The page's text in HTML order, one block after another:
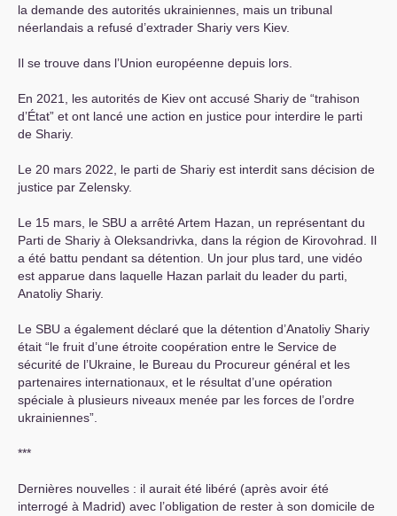
la demande des autorités ukrainiennes, mais un tribunal
néerlandais a refusé d’extrader Shariy vers Kiev.
Il se trouve dans l’Union européenne depuis lors.
En 2021, les autorités de Kiev ont accusé Shariy de “trahison
d’État” et ont lancé une action en justice pour interdire le parti
de Shariy.
Le 20 mars 2022, le parti de Shariy est interdit sans décision de
justice par Zelensky.
Le 15 mars, le SBU a arrêté Artem Hazan, un représentant du
Parti de Shariy à Oleksandrivka, dans la région de Kirovohrad. Il
a été battu pendant sa détention. Un jour plus tard, une vidéo
est apparue dans laquelle Hazan parlait du leader du parti,
Anatoliy Shariy.
Le SBU a également déclaré que la détention d’Anatoliy Shariy
était “le fruit d’une étroite coopération entre le Service de
sécurité de l’Ukraine, le Bureau du Procureur général et les
partenaires internationaux, et le résultat d’une opération
spéciale à plusieurs niveaux menée par les forces de l’ordre
ukrainiennes”.
***
Dernières nouvelles : il aurait été libéré (après avoir été
interrogé à Madrid) avec l’obligation de rester à son domicile de